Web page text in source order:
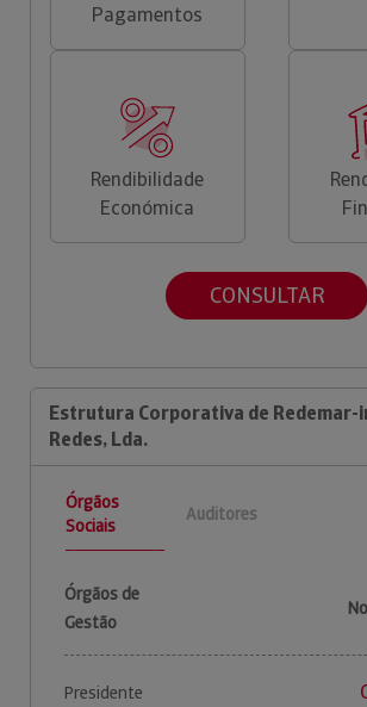
Pagamentos
Rendibilidade
Económica
CONSULTAR
Estrutura Corporativa de Redemar-
Redes, Lda.
Órgãos
Sociais
Auditores
Órgãos de
Gestão
Presidente